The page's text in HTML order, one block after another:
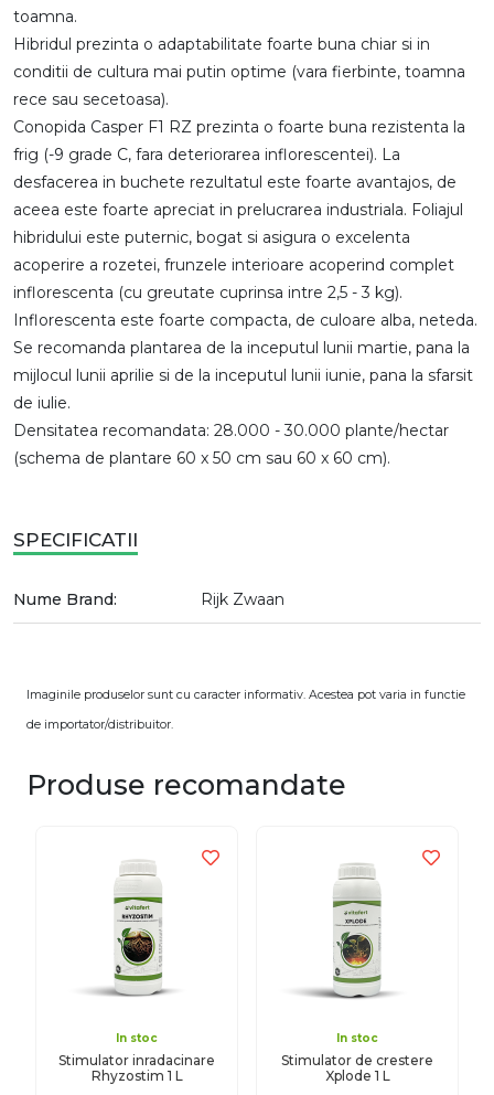
toamna.
Hibridul prezinta o adaptabilitate foarte buna chiar si in
conditii de cultura mai putin optime (vara fierbinte, toamna
rece sau secetoasa).
Conopida Casper F1 RZ prezinta o foarte buna rezistenta la
frig (-9 grade C, fara deteriorarea inflorescentei). La
desfacerea in buchete rezultatul este foarte avantajos, de
aceea este foarte apreciat in prelucrarea industriala. Foliajul
hibridului este puternic, bogat si asigura o excelenta
acoperire a rozetei, frunzele interioare acoperind complet
inflorescenta (cu greutate cuprinsa intre 2,5 - 3 kg).
Inflorescenta este foarte compacta, de culoare alba, neteda.
Se recomanda plantarea de la inceputul lunii martie, pana la
mijlocul lunii aprilie si de la inceputul lunii iunie, pana la sfarsit
de iulie.
Densitatea recomandata: 28.000 - 30.000 plante/hectar
(schema de plantare 60 x 50 cm sau 60 x 60 cm).
SPECIFICATII
Nume Brand: Rijk Zwaan
Imaginile produselor sunt cu caracter informativ. Acestea pot varia in functie
de importator/distribuitor.
Produse recomandate
In stoc
Stimulator inradacinare
Rhyzostim 1 L
In stoc
Stimulator de crestere
Xplode 1 L